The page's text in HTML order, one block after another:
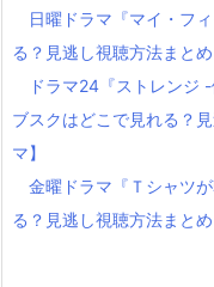
日曜ドラマ『マイ・フ
る？見逃し視聴方法まと
ドラマ24『ストレンジ
ブスクはどこで見れる？
マ】
金曜ドラマ『Ｔシャツ
る？見逃し視聴方法まと